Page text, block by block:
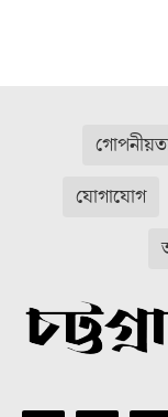
যোগাযোগ